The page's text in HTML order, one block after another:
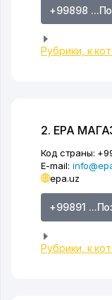
+99898
Рубрики, к
2. EPA
Код страны:
E-mail:
epa.uz
+99891
Рубрики, к